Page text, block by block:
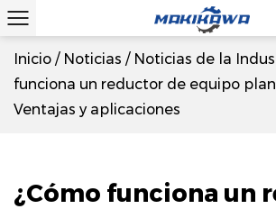
Inicio / Noticias / Noticias de la
funciona un reductor de equipo
Ventajas y aplicaciones
¿Cómo funciona un